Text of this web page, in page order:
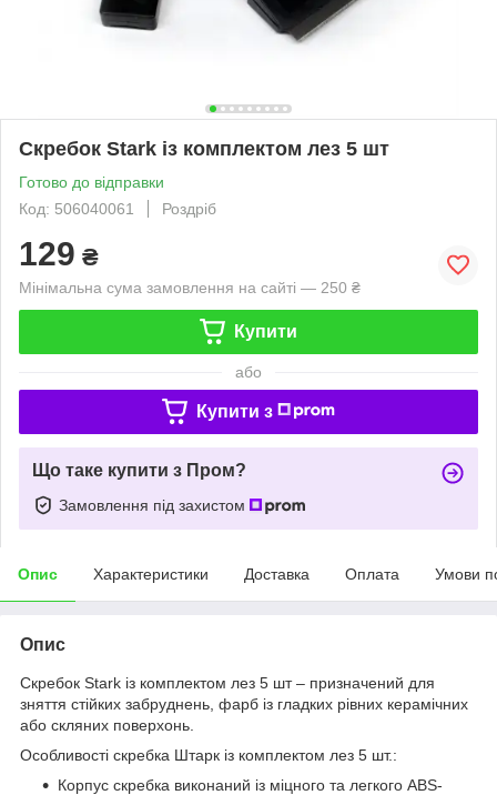
Скребок Stark із комплектом лез 5 шт
Готово до відправки
Код: 506040061
Роздріб
129 ₴
Мінімальна сума замовлення на сайті — 250 ₴
Купити
або
Купити з
Що таке купити з Пром?
Замовлення під захистом
Опис Характеристики Доставка Оплата Умови
Опис
Скребок Stark із комплектом лез 5 шт – призначений для
зняття стійких забруднень, фарб із гладких рівних керамічних
або скляних поверхонь.
Особливості скребка Штарк із комплектом лез 5 шт.:
Корпус скребка виконаний із міцного та легкого ABS-